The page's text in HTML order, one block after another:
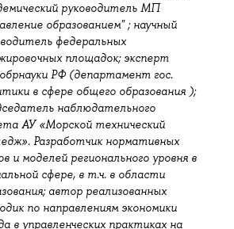
руководитель МП
образованием" ; научный
федеральных
площадок; эксперт
РФ (департамент гос.
в сфере общего образования );
наблюдательного
АУ «Морской технический
Разработчик нормативных
и моделей регионального уровня в
сфере, в т.ч. в области
автор реализованных
по направлениям экономики
в управленческих практиках на